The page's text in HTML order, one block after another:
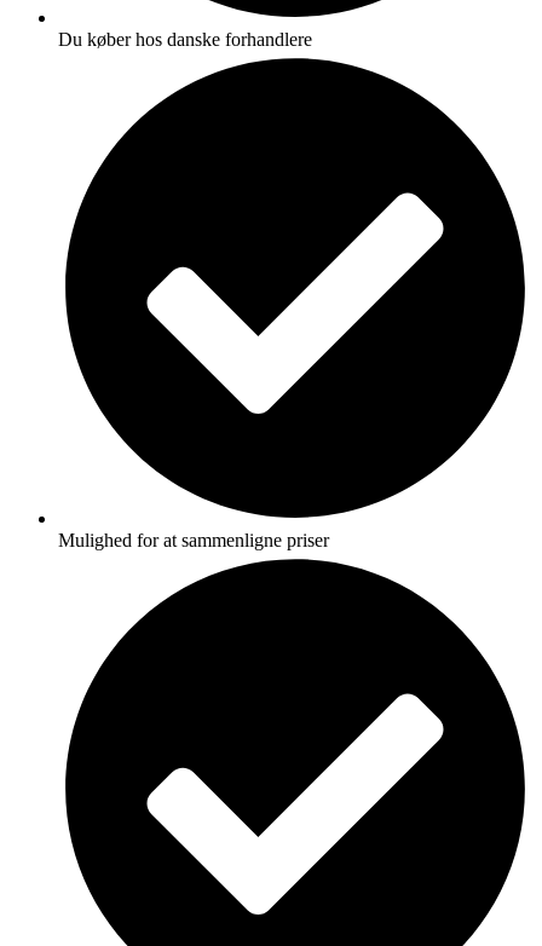
Du køber hos danske forhandlere
Mulighed for at sammenligne priser